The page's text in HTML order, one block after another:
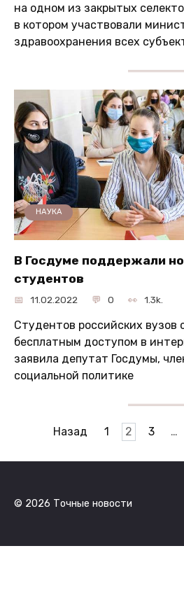
на одном из закрытых
в котором участвовали
здравоохранения всех
НАУКА
В Госдуме поддержали
студентов
11.02.2022 0 1.3k.
Студентов российских вузов
бесплатным доступом в
заявила депутат Госдумы,
социальной политике
Навигация
записям
Назад 1 2 3 …
© 2026 Точные новости